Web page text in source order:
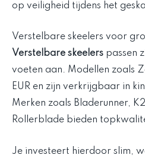
op veiligheid tijdens het
Verstelbare skeelers voor
Verstelbare skeelers passen
voeten aan. Modellen zoals
EUR en zijn verkrijgbaar in
Merken zoals Bladerunner,
Rollerblade bieden
Je investeert hierdoor slim,